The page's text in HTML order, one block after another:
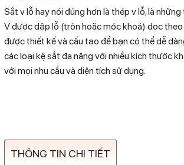
Sắt v lỗ hay nói đúng hơn là thép v lỗ, là
V được dập lỗ (tròn hoặc móc khoá) dọc theo
được thiết kế và cấu tạo để bạn có thể dễ
các loại kệ sắt đa năng với nhiều kích thước
với mọi nhu cầu và diện tích sử dụng.
THÔNG TIN CHI TIẾT